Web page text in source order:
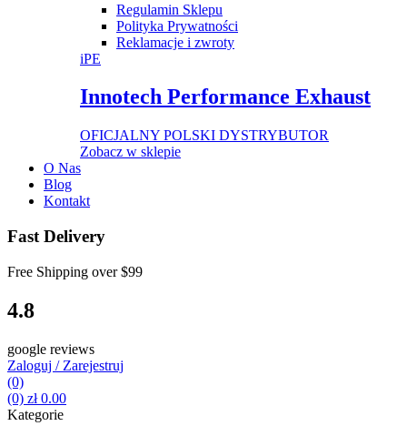
Regulamin Sklepu
Polityka Prywatności
Reklamacje i zwroty
iPE
Innotech Performance Exhaust
OFICJALNY POLSKI DYSTRYBUTOR
Zobacz w sklepie
O Nas
Blog
Kontakt
Fast Delivery
Free Shipping over$99
4.8
google reviews
Zaloguj / Zarejestruj
(0)
(0) zł0.00
Kategorie